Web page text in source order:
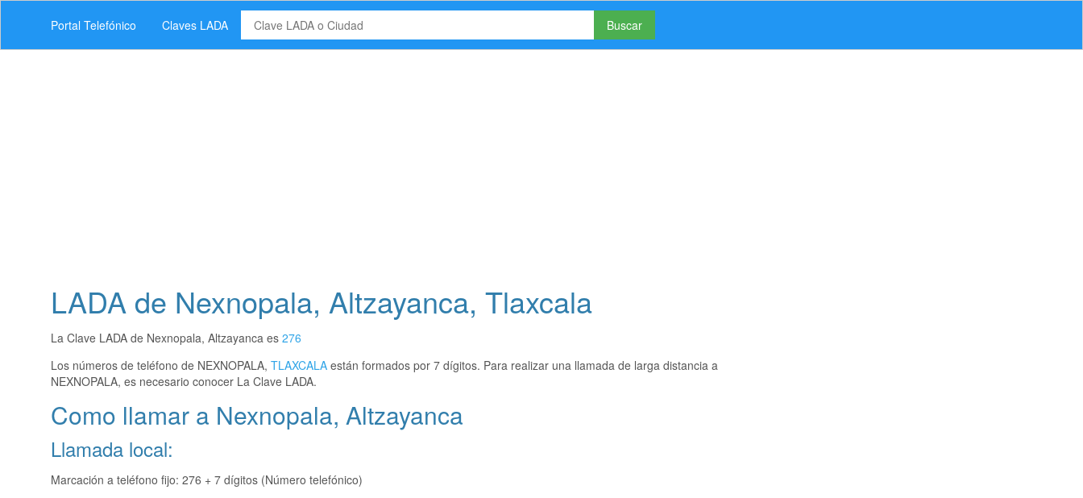
Portal Telefónico Claves LADA Buscar
LADA de Nexnopala, Altzayanca, Tlaxcala
La Clave LADA de Nexnopala, Altzayanca es 276
Los números de teléfono de NEXNOPALA, TLAXCALA están formados por 7 dígitos. Para realizar una llamada de larga distancia a
NEXNOPALA, es necesario conocer La Clave LADA.
Como llamar a Nexnopala, Altzayanca
Llamada local:
Marcación a teléfono fijo: 276 + 7 dígitos (Número telefónico)